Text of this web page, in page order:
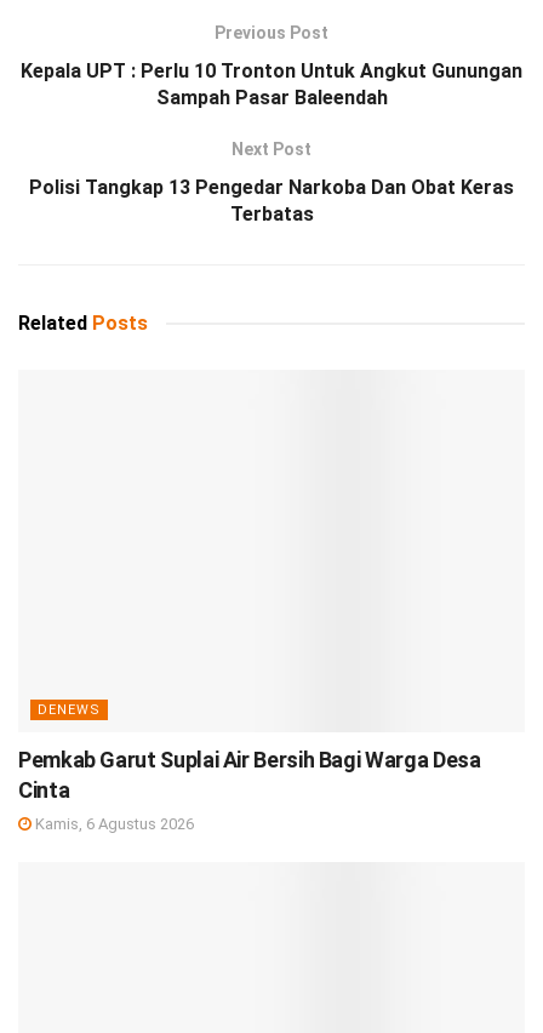
Previous Post
Kepala UPT : Perlu 10 Tronton Untuk Angkut Gunungan
Sampah Pasar Baleendah
Next Post
Polisi Tangkap 13 Pengedar Narkoba Dan Obat Keras
Terbatas
Related Posts
DENEWS
Pemkab Garut Suplai Air Bersih Bagi Warga Desa
Cinta
Kamis, 6 Agustus 2026